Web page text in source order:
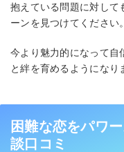
抱えている問題に対して
ーンを見つけてください。
今より魅力的になって自
と絆を育めるようになり
困難な恋をパワ
談口コミ